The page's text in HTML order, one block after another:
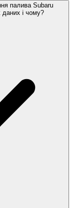
палива Subaru
даних і чому?